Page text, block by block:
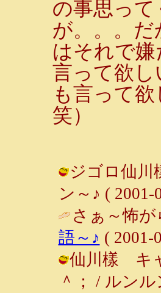
の事思っ
が。。。
はそれで
言って欲
も言って
笑）
ジゴロ仙川
ン～♪ ( 2001-
さぁ～怖
語～♪ ( 2001-
仙川樣 キ
＾； / ルンル